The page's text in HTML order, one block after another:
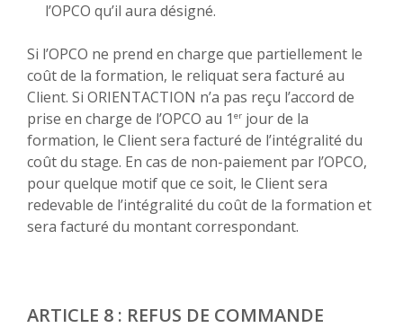
l’OPCO qu’il aura désigné.
Si l’OPCO ne prend en charge que partiellement le
coût de la formation, le reliquat sera facturé au
Client. Si ORIENTACTION n’a pas reçu l’accord de
prise en charge de l’OPCO au 1 er jour de la
formation, le Client sera facturé de l’intégralité du
coût du stage. En cas de non-paiement par l’OPCO,
pour quelque motif que ce soit, le Client sera
redevable de l’intégralité du coût de la formation et
sera facturé du montant correspondant.
ARTICLE 8 : REFUS DE COMMANDE